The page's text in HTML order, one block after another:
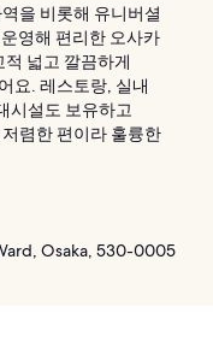
을 비롯해 유니버셜
영해 편리한 오사카
넓고 깔끔하게
요. 레스토랑, 실내
시설도 보유하고
렴한 편이라 훌륭한
Osaka, 530-0005